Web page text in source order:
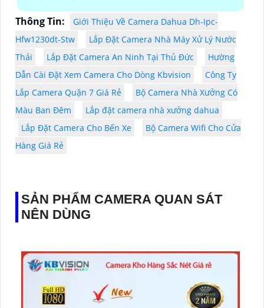
Thông Tin:
Giới Thiệu Về Camera Dahua Dh-Ipc-
Hfw1230dt-Stw
Lắp Đặt Camera Nhà Máy Xử Lý Nước
Thải
Lắp Đặt Camera An Ninh Tại Thủ Đức
Hường
Dẫn Cài Đặt Xem Camera Cho Dòng Kbvision
Công Ty
Lắp Camera Quận 7 Giá Rẻ
Bộ Camera Nhà Xưởng Có
Màu Ban Đêm
Lắp đặt camera nhà xưởng dahua
Lắp Đặt Camera Cho Bến Xe
Bộ Camera Wifi Cho Cửa
Hàng Giá Rẻ
SẢN PHẨM CAMERA QUAN SÁT
NÊN DÙNG